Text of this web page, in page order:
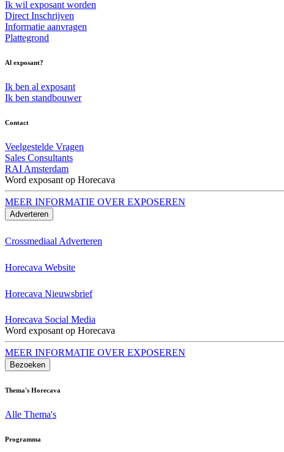
Ik wil exposant worden
Direct Inschrijven
Informatie aanvragen
Plattegrond
Al exposant?
Ik ben al exposant
Ik ben standbouwer
Contact
Veelgestelde Vragen
Sales Consultants
RAI Amsterdam
Word exposant op Horecava
MEER INFORMATIE OVER EXPOSEREN
Adverteren
Crossmediaal Adverteren
Horecava Website
Horecava Nieuwsbrief
Horecava Social Media
Word exposant op Horecava
MEER INFORMATIE OVER EXPOSEREN
Bezoeken
Thema's Horecava
Alle Thema's
Programma